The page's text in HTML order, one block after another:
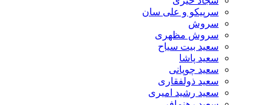
سرپیکو و علی سان
سروش
سروش مظهری
سعید بیت سیاح
سعید پاشا
سعید چوپانی
سعید ذولفقاری
سعید رشید امیری